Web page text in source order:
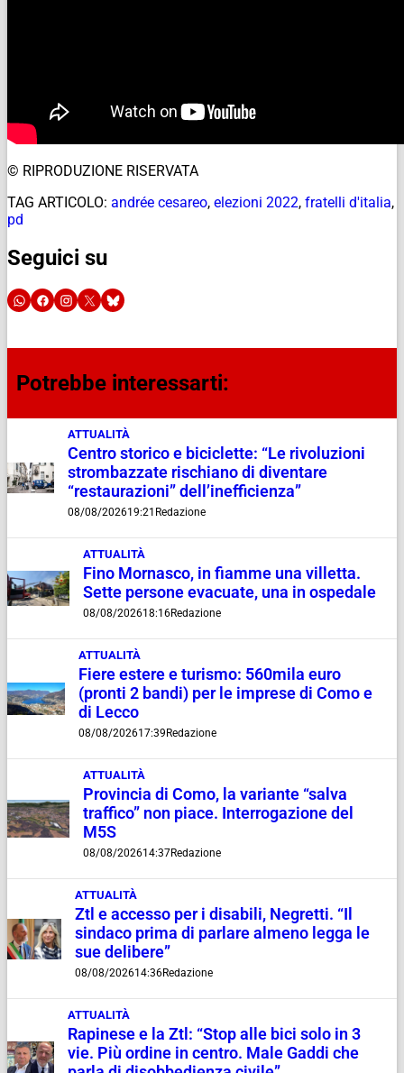
© RIPRODUZIONE RISERVATA
TAG ARTICOLO: andrée cesareo, elezioni 2022, fratelli d'italia,
pd
Seguici su
Potrebbe interessarti:
ATTUALITÀ
Centro storico e biciclette: “Le rivoluzioni
strombazzate rischiano di diventare
“restaurazioni” dell’inefficienza”
08/08/202619:21 Redazione
ATTUALITÀ
Fino Mornasco, in fiamme una villetta.
Sette persone evacuate, una in ospedale
08/08/202618:16Redazione
ATTUALITÀ
Fiere estere e turismo: 560mila euro
(pronti 2 bandi) per le imprese di Como e
di Lecco
08/08/202617:39 Redazione
ATTUALITÀ
Provincia di Como, la variante “salva
traffico” non piace. Interrogazione del
M5S
08/08/202614:37Redazione
ATTUALITÀ
Ztl e accesso per i disabili, Negretti. “Il
sindaco prima di parlare almeno legga le
sue delibere”
08/08/202614:36Redazione
ATTUALITÀ
Rapinese e la Ztl: “Stop alle bici solo in 3
vie. Più ordine in centro. Male Gaddi che